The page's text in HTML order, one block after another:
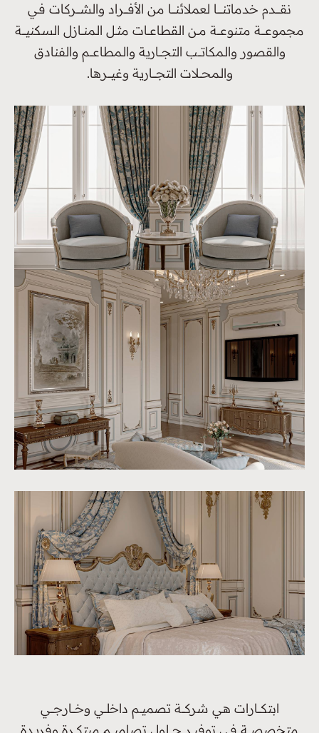
نقــــــدم خدماتنـــــــا لعملائنـــــا من الأفـــــراد والشـــــركات فـي
مجموعـــــة متنوعــــة مــن القطاعـــات مثــل الـمنـــازل السكنيـــــة
والقصور والـمكاتــــب التجــــارية والـمطاعــــم والفنادق
والـمحـــلات التجـــــارية وغيـــــرها.
ابتكــــارات هـي شركــــة تصميـــم داخلـــي وخــــارجــــي